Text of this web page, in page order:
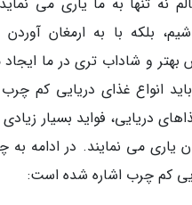
بلکه با به ارمغان
و شاداب تری در ما ایجاد
انواع غذای دریایی کم
دریایی، فواید بسیار زیادی
یاری می نمایند. در ادامه به
کم چرب اشاره شده است: